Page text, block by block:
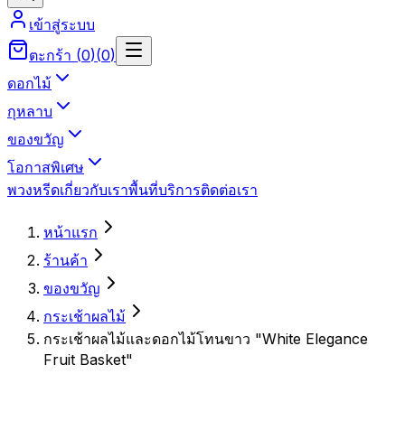
เข้าสู่ระบบ
ตะกร้า (0)(0)
ดอกไม้
กุหลาบ
ของขวัญ
โอกาสพิเศษ
พวงหรีดเกี่ยวกับเราพื้นที่บริการติดต่อเรา
หน้าแรก
ร้านค้า
ของขวัญ
กระเช้าผลไม้
กระเช้าผลไม้และดอกไม้โทนขาว "White Elegance
Fruit Basket"